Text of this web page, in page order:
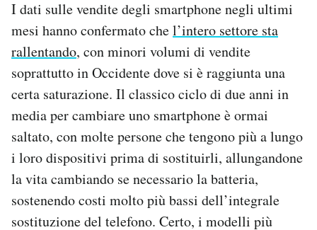
I dati sulle vendite degli smartphone negli ultimi
mesi hanno confermato chel’intero settore sta
rallentando, con minori volumi di vendite
soprattutto in Occidente dove si è raggiunta una
certa saturazione. Il classico ciclo di due anni in
media per cambiare uno smartphone è ormai
saltato, con molte persone che tengono più a lungo
i loro dispositivi prima di sostituirli, allungandone
la vita cambiando se necessario la batteria,
sostenendo costi molto più bassi dell’integrale
sostituzione del telefono. Certo, i modelli più